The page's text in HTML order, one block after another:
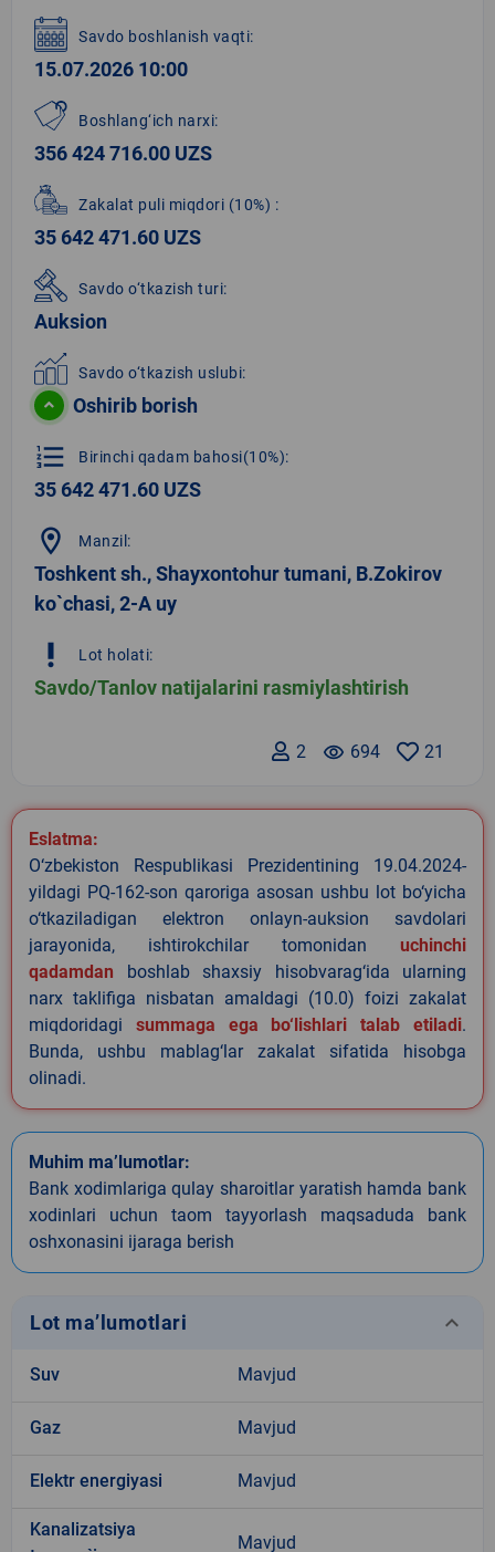
Savdo boshlanish vaqti:
15.07.2026 10:00
Boshlang‘ich narxi:
356 424 716.00 UZS
Zakalat puli miqdori (10%) :
35 642 471.60 UZS
Savdo o‘tkazish turi:
Auksion
Savdo o‘tkazish uslubi:
Oshirib borish
format_list_numbered Birinchi qadam bahosi(10%):
35 642 471.60 UZS
location_on Manzil:
Toshkent sh., Shayxontohur tumani, B.Zokirov
ko`chasi, 2-A uy
priority_high Lot holati:
Savdo/Tanlov natijalarini rasmiylashtirish
21
remove_red_eye 694
2
Eslatma:
O‘zbekiston Respublikasi Prezidentining 19.04.2024-
yildagi PQ-162-son qaroriga asosan ushbu lot bo‘yicha
o‘tkaziladigan elektron onlayn-auksion savdolari
jarayonida, ishtirokchilar tomonidan uchinchi
qadamdan boshlab shaxsiy hisobvarag‘ida ularning
narx taklifiga nisbatan amaldagi (10.0) foizi zakalat
miqdoridagi summaga ega bo‘lishlari talab etiladi.
Bunda, ushbu mablag‘lar zakalat sifatida hisobga
olinadi.
Muhim ma’lumotlar:
Bank xodimlariga qulay sharoitlar yaratish hamda bank
xodinlari uchun taom tayyorlash maqsaduda bank
oshxonasini ijaraga berish
Lot ma’lumotlari keyboard_arrow_down
Suv Mavjud
Gaz Mavjud
Elektr energiyasi Mavjud
Kanalizatsiya
Mavjud